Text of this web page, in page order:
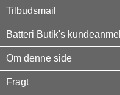
Tilbudsmail
Batteri Butik's
Om denne side
Fragt